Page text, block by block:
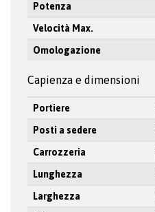
Potenza
Velocità Max.
Omologazione
Capienza e dimensioni
Portiere
Posti a sedere
Carrozzeria
Lunghezza
Larghezza